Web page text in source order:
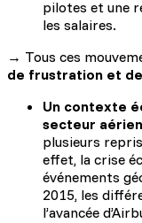
pilotes et une
les salaires.
→ Tous ces
de frustration et
Un contexte
secteur aérien
plusieurs
effet, la crise
événements
2015, les
l’avancée